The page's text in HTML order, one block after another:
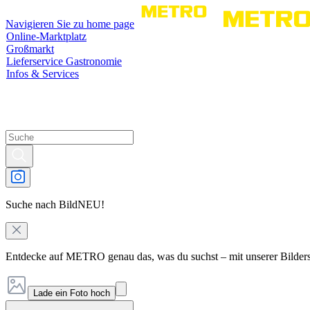
Navigieren Sie zu home page
Online-Marktplatz
Großmarkt
Lieferservice Gastronomie
Infos & Services
Suche nach BildNEU!
Entdecke auf METRO genau das, was du suchst – mit unserer
Lade ein Foto hoch